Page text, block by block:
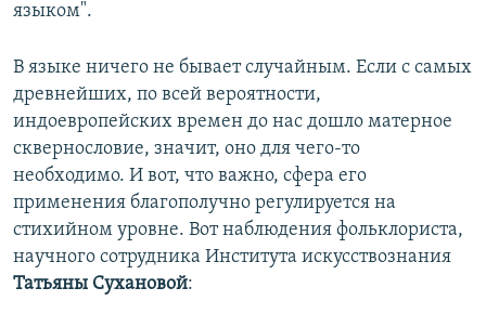
языком".
В языке ничего не бывает случайным. Если с самых
древнейших, по всей вероятности,
индоевропейских времен до нас дошло матерное
сквернословие, значит, оно для чего-то
необходимо. И вот, что важно, сфера его
применения благополучно регулируется на
стихийном уровне. Вот наблюдения фольклориста,
научного сотрудника Института искусствознания
Татьяны Сухановой: